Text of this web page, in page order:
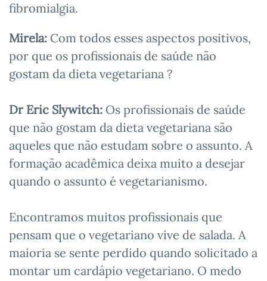
fibromialgia.
Mirela: Com todos esses aspectos positivos,
por que os profissionais de saúde não
gostam da dieta vegetariana ?
Dr Eric Slywitch: Os profissionais de saúde
que não gostam da dieta vegetariana são
aqueles que não estudam sobre o assunto. A
formação acadêmica deixa muito a desejar
quando o assunto é vegetarianismo.
Encontramos muitos profissionais que
pensam que o vegetariano vive de salada. A
maioria se sente perdido quando solicitado a
montar um cardápio vegetariano. O medo